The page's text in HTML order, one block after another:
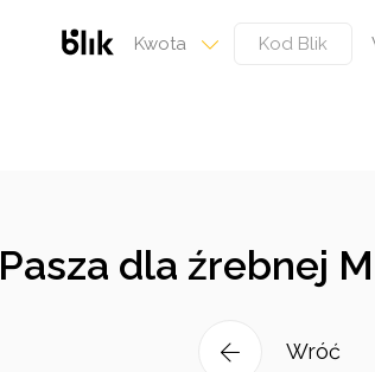
Kwota
Pasza dla źrebnej
Wróć